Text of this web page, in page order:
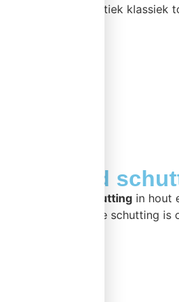
combinatie. Van rustiek
Standaard
standaard schutting in hout
De hoogte van deze schutting